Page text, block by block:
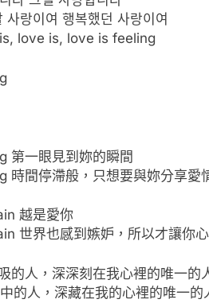
사랑이여 행복했던 사랑이여
love is, love is feeling
第一眼見到妳的瞬間
時間停滯般，只想要與妳分享愛
越是愛你
世界也感到嫉妒，所以才讓你
的人，深深刻在我心裡的唯一的
的人，深藏在我的心裡的唯一的